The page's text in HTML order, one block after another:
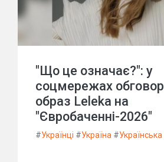
"Що це означає?": у
соцмережах
образ Leleka на
"Євробаченні-2026"
#Українці #Україна #